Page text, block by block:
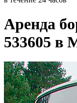
Аренда
533605 в